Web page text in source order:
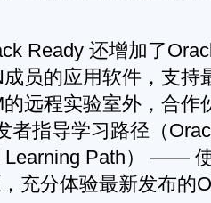
Ready 还增加了
员的应用软件，支持
远程实验室外，合作
者指导学习路径（
Learning Path） ——
充分体验最新发布的